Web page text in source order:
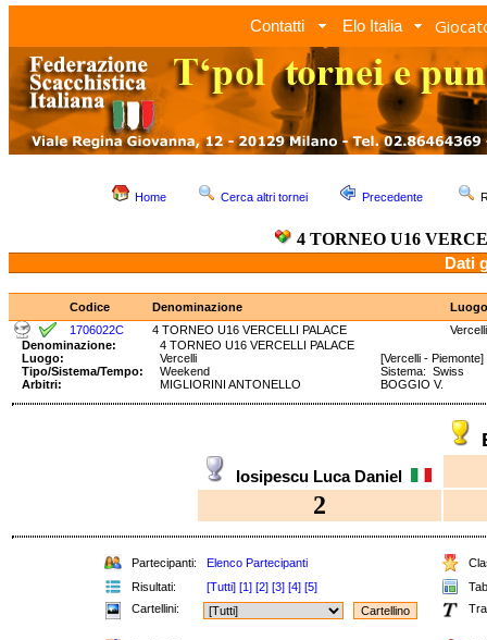
Contatti Elo Italia
Home Cerca altri tornei Precedente
4 TORNEO U16
Dati
Codice Denominazione
Luogo
1706022C
4 TORNEO U16 VERCELLI PALACE
Vercelli
Denominazione:
4 TORNEO U16 VERCELLI PALACE
Luogo:
Vercelli
[Vercelli - Piemonte]
Tipo/Sistema/Tempo:
Weekend
Sistema: Swiss
Arbitri:
MIGLIORINI ANTONELLO BOGGIO V.
Iosipescu Luca Daniel
2
Partecipanti: Elenco Partecipanti
Risultati:
[Tutti] [1] [2] [3] [4] [5]
Cartellini: